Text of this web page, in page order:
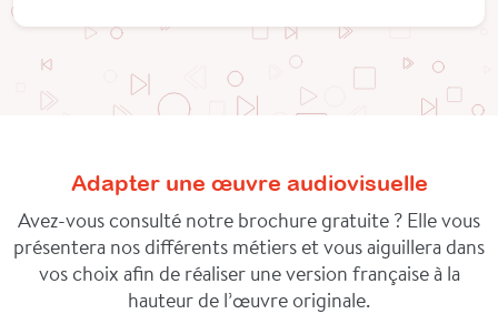
Adapter une œuvre audiovisuelle
Avez-vous consulté notre brochure gratuite ? Elle vous
présentera nos différents métiers et vous aiguillera dans
vos choix afin de réaliser une version française à la
hauteur de l’œuvre originale.